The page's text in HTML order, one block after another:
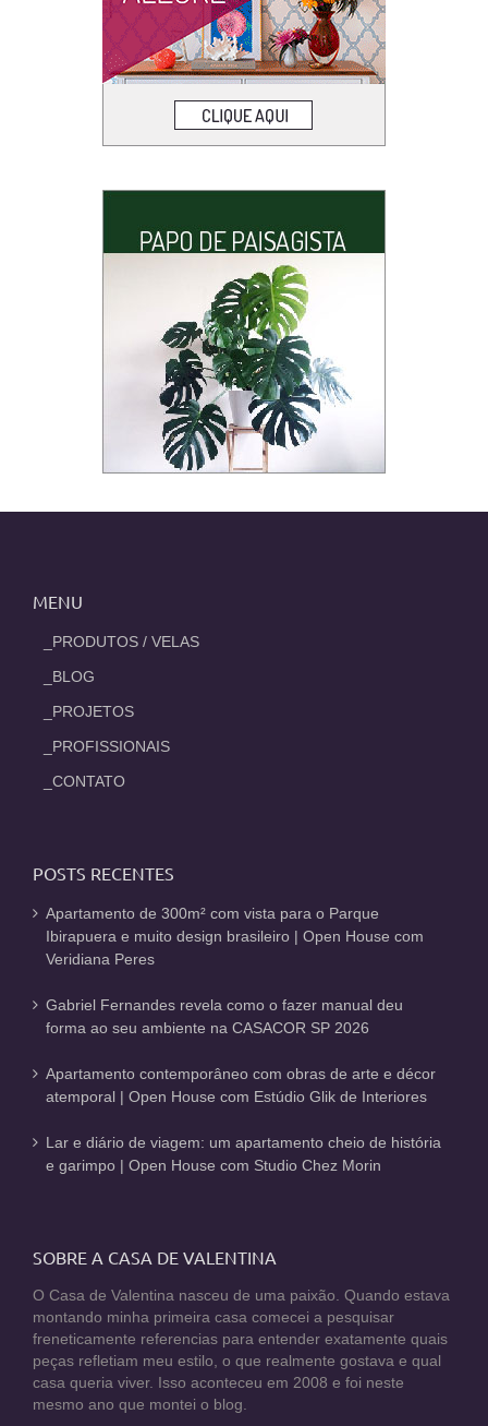
MENU
_PRODUTOS / VELAS
_BLOG
_PROJETOS
_PROFISSIONAIS
_CONTATO
POSTS RECENTES
Apartamento de 300m² com vista para o Parque
Ibirapuera e muito design brasileiro | Open House com
Veridiana Peres
Gabriel Fernandes revela como o fazer manual deu
forma ao seu ambiente na CASACOR SP 2026
Apartamento contemporâneo com obras de arte e décor
atemporal | Open House com Estúdio Glik de Interiores
Lar e diário de viagem: um apartamento cheio de história
e garimpo | Open House com Studio Chez Morin
SOBRE A CASA DE VALENTINA
O Casa de Valentina nasceu de uma paixão. Quando estava
montando minha primeira casa comecei a pesquisar
freneticamente referencias para entender exatamente quais
peças refletiam meu estilo, o que realmente gostava e qual
casa queria viver. Isso aconteceu em 2008 e foi neste
mesmo ano que montei o blog.